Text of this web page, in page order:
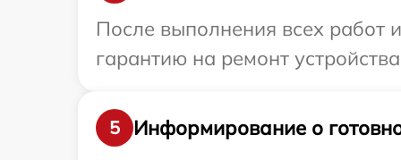
После выполнения всех
гарантию на ремонт
5
Информирование о